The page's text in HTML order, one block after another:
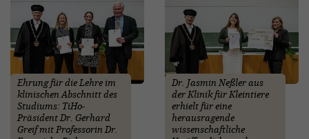
Ehrung für die Lehre im
klinischen Abschnitt des
Studiums: TiHo-
Präsident Dr. Gerhard
Greif mit Professorin Dr.
Dr. Jasmin Neßler aus
der Klinik für Kleintiere
erhielt für eine
herausragende
wissenschaftliche